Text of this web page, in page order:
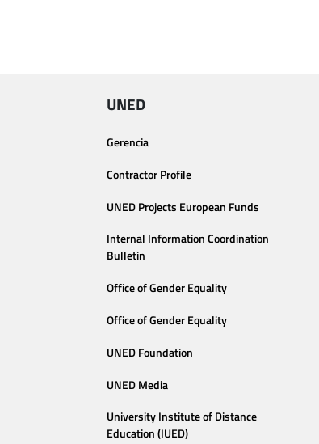
UNED
Gerencia
Contractor Profile
UNED Projects European Funds
Internal Information Coordination
Bulletin
Office of Gender Equality
Office of Gender Equality
UNED Foundation
UNED Media
University Institute of Distance
Education (IUED)